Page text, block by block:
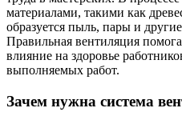
материалами, такими как
образуется пыль, пары и
Правильная вентиляция
влияние на здоровье
выполняемых работ.
Зачем нужна система